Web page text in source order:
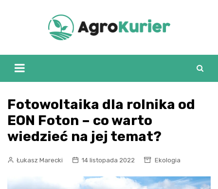
Fotowoltaika dla rolnika od
EON Foton – co warto
wiedzieć na jej temat?
Łukasz Marecki 14 listopada 2022 Ekologia